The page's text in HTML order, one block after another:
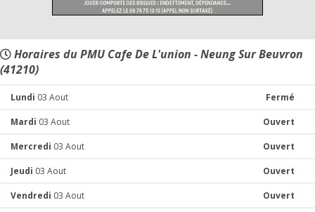
Horaires du PMU Cafe De L'union - Neung Sur Beuvron
(41210)
Lundi 03 Aout Fermé
Mardi 03 Aout Ouvert
Mercredi 03 Aout Ouvert
Jeudi 03 Aout Ouvert
Vendredi 03 Aout Ouvert